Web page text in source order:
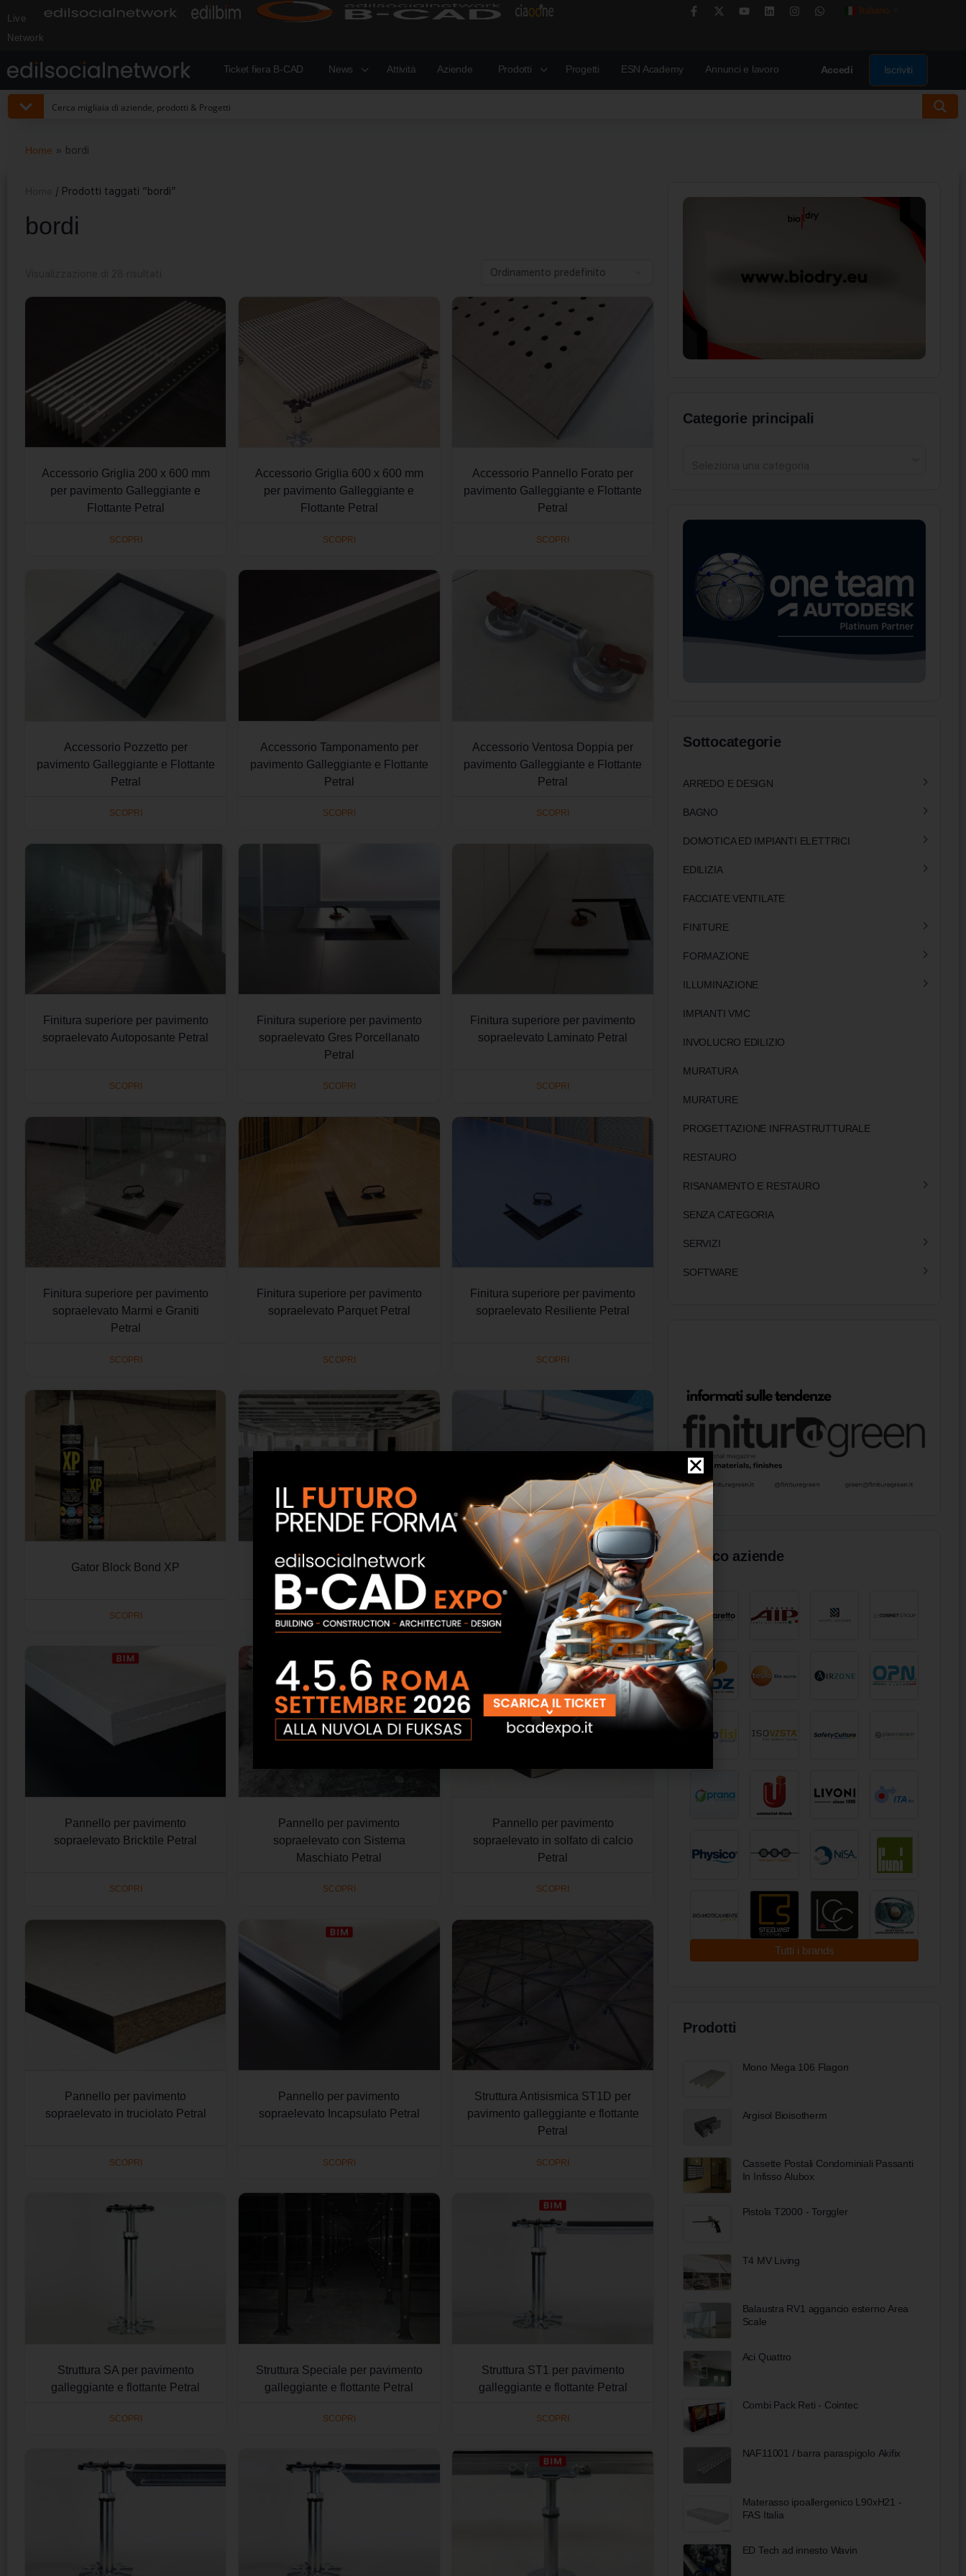
Live
Network
Italiano
Ticket fiera B-CAD News Attività Aziende Prodotti Progetti ESN Academy Annunci e lavoro Accedi Iscriviti
Home » bordi
/ Prodotti taggati “bordi”
bordi
Accessorio Griglia 200 x 600 mm
per pavimento Galleggiante e
Flottante Petral
SCOPRI
Accessorio Griglia 600 x 600 mm
per pavimento Galleggiante e
Flottante Petral
SCOPRI
Accessorio Pannello Forato per
pavimento Galleggiante e Flottante
Petral
SCOPRI
Accessorio Pozzetto per
pavimento Galleggiante e Flottante
Petral
SCOPRI
Accessorio Tamponamento per
pavimento Galleggiante e Flottante
Petral
SCOPRI
Accessorio Ventosa Doppia per
pavimento Galleggiante e Flottante
Petral
SCOPRI
Finitura superiore per pavimento
sopraelevato Autoposante Petral
SCOPRI
Finitura superiore per pavimento
sopraelevato Gres Porcellanato
Petral
SCOPRI
Finitura superiore per pavimento
sopraelevato Laminato Petral
SCOPRI
Finitura superiore per pavimento
sopraelevato Marmi e Graniti
Petral
SCOPRI
Finitura superiore per pavimento
sopraelevato Parquet Petral
SCOPRI
Finitura superiore per pavimento
sopraelevato Resiliente Petral
SCOPRI
Gator Block Bond XP
SCOPRI
Installazione e Manutenzione per
Pavimento Sopraelevato
SCOPRI
Pannelli per Esterno Bricktile 2.5
Outdoor
SCOPRI
Pannello per pavimento
sopraelevato Bricktile Petral
SCOPRI
Pannello per pavimento
sopraelevato con Sistema
Maschiato Petral
SCOPRI
Pannello per pavimento
sopraelevato in solfato di calcio
Petral
SCOPRI
Pannello per pavimento
sopraelevato in truciolato Petral
SCOPRI
Pannello per pavimento
sopraelevato Incapsulato Petral
SCOPRI
Struttura Antisismica ST1D per
pavimento galleggiante e flottante
Petral
SCOPRI
Struttura SA per pavimento
galleggiante e flottante Petral
SCOPRI
Struttura Speciale per pavimento
galleggiante e flottante Petral
SCOPRI
Struttura ST1 per pavimento
galleggiante e flottante Petral
SCOPRI
Categorie principali
Sottocategorie
ARREDO E DESIGN
BAGNO
DOMOTICA ED IMPIANTI ELETTRICI
EDILIZIA
FACCIATE VENTILATE
FINITURE
FORMAZIONE
ILLUMINAZIONE
IMPIANTI VMC
INVOLUCRO EDILIZIO
MURATURA
MURATURE
PROGETTAZIONE INFRASTRUTTURALE
RESTAURO
RISANAMENTO E RESTAURO
SENZA CATEGORIA
SERVIZI
SOFTWARE
Elenco aziende
Tutti i brands
Prodotti
Mono Mega 106 Flagon
Argisol Bioisotherm
Cassette Postali Condominiali Passanti
In Infisso Alubox
Pistola T2000 - Torggler
T4 MV Living
Balaustra RV1 aggancio esterno Area
Scale
Aci Quattro
Combi Pack Reti - Cointec
NAF11001 / barra paraspigolo Akifix
Materasso ipoallergenico L90xH21 -
FAS Italia
ED Tech ad innesto Wavin